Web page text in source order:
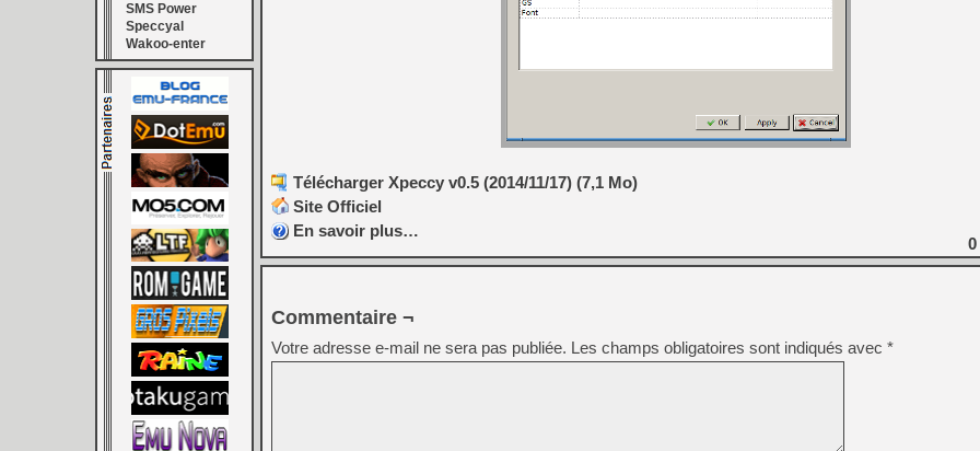
[Mo5] DOOM arrive en
[GK] Roblox : l'action en
[GK] Agenda - GeForce
[GK] Devolver Digital en a
[LS] [PS5] ps5-y2jb-
[GK] Pourquoi Marvel
[GK] Test : Restory : Chill
[GK] GTA 6 : Rockstar
[GK] Hot Wheels Infinite
[GK] Mémoire cash -
[GK] Résultats Nintendo :
[GK] Déjà des
[GK] "Vous ne serez
SMS Power
Speccyal
Wakoo-enter
Télécharger Xpeccy v0.5 (2014/11/17) (7,1 Mo)
Site Officiel
En savoir plus…
0
Commentaire ¬
Votre adresse e-mail ne sera pas publiée. Les champs obligatoires sont indiqués avec *